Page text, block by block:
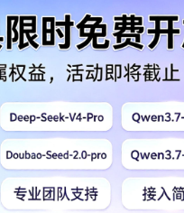
举报